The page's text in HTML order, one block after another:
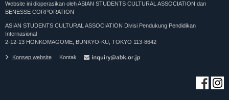
Website ini dioperasikan oleh ASIAN STUDENTS CULTURAL ASSOCIATION dan
BENESSE CORPORATION
ASIAN STUDENTS CULTURAL ASSOCIATION Divisi Pendukung Pendidikan
Internasional
2-12-13 HONKOMAGOME, BUNKYO-KU, TOKYO 113-8642
Konsep website Kontak